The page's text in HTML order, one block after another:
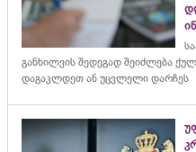
განხილვის შედეგად შეიძლება
დაგაკლდეთ ან უცვლელი დარჩეს